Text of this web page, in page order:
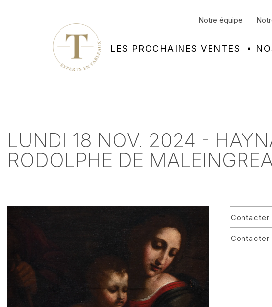
LES PROCHAINES VENTES
Notre équipe
LUNDI 18 NOV. 2024 -
RODOLPHE DE
Contacter